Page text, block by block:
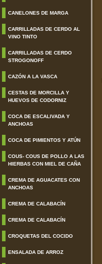
CANELONES DE MARGA
CARRILLADAS DE CERDO AL
VINO TINTO
CARRILLADAS DE CERDO
STROGONOFF
CAZÓN A LA VASCA
CESTAS DE MORCILLA Y
HUEVOS DE CODORNIZ
COCA DE ESCALIVADA Y
ANCHOAS
COCA DE PIMIENTOS Y ATÚN
COUS- COUS DE POLLO A LAS
HIERBAS CON MIEL DE CAÑA
CREMA DE AGUACATES CON
ANCHOAS
CREMA DE CALABACÍN
CREMA DE CALABACÍN
CROQUETAS DEL COCIDO
ENSALADA DE ARROZ